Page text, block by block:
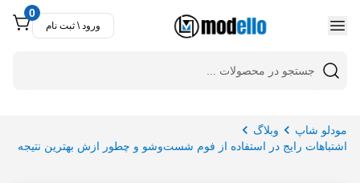
ورود \ ثبت نام
0
وبلاگ
اشتباهات رایج در استفاده از فوم شست‌وشو و چطور ازش بهترین نتیجه